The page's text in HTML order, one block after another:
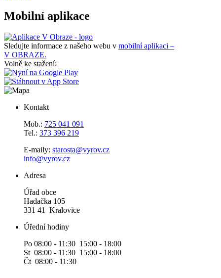
Mobilní aplikace
Sledujte informace z našeho webu v mobilní aplikaci –
V OBRAZE.
Volně ke stažení:
Kontakt
Mob.: 725 041 091
Tel.: 373 396 219
E-maily: starosta@vyrov.cz
info@vyrov.cz
Adresa
Úřad obce
Hadačka 105
331 41 Kralovice
Úřední hodiny
Po 08:00 - 11:30 15:00 - 18:00
St 08:00 - 11:30 15:00 - 18:00
Čt 08:00 - 11:30